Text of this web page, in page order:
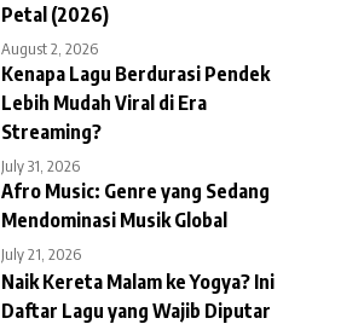
Petal (2026)
August 2, 2026
Kenapa Lagu Berdurasi Pendek
Lebih Mudah Viral di Era
Streaming?
July 31, 2026
Afro Music: Genre yang Sedang
Mendominasi Musik Global
July 21, 2026
Naik Kereta Malam ke Yogya? Ini
Daftar Lagu yang Wajib Diputar